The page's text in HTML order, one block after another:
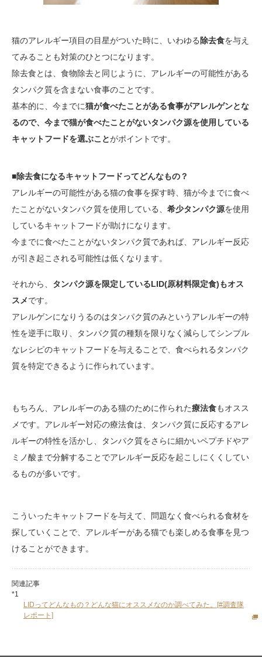
猫のアレルギー項目の目星がついた時に、いわゆる 除去食を与え
てみることも対策のひとつになります。
除去食とは、食物除去と同じように、アレルギーの可能性がある
タンパク質を含まない食事のことです。
基本的に、今までに猫が食べたことがある食事がアレルゲンとな
るので、今まで猫が食べたことがないタンパク源を使用している
キャットフードを選ぶことがポイントです。
■除去食になるキャットフードってどんなもの？
アレルギーの可能性がある猫の食事を探す時、猫が今までに食べ
たことがないタンパク質を使用している、 希少タンパク源を使用
しているキャットフードが助けになります。
今までに食べたことがないタンパク質であれば、アレルギー反応
が引き起こされる可能性は低くなります。
それから、 タンパク源を限定しているLID(原材料限定食)もオス
スメです。
アレルゲンになりうるのはタンパク質のみというアレルギーの特
性を逆手に取り、タンパク質の種類を限りなく減らしてシンプル
なレシピのキャットフードを与えることで、食べられるタンパク
質を特定できるように作られています。
もちろん、アレルギーのある猫のために作られた療法食もオスス
メです。アレルギー対応の療法食は、タンパク質に反応するアレ
ルギーの特性を活かし、タンパク質をさらに細かいペプチドやア
ミノ酸まで分解することでアレルギー反応を起こしにくくしてい
るものが多いです。
こういったキャットフードを与えて、問題なく食べられる食材を
探していくことで、アレルギーがある猫でも楽しめる食事を見つ
けることができます。
関連記事
*1
LIDってどんなもの？どんな猫にオススメなのか調べてみた。[#調査隊
レポート]